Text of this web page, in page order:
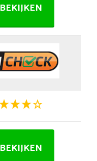
BEKIJKEN
BEKIJKEN